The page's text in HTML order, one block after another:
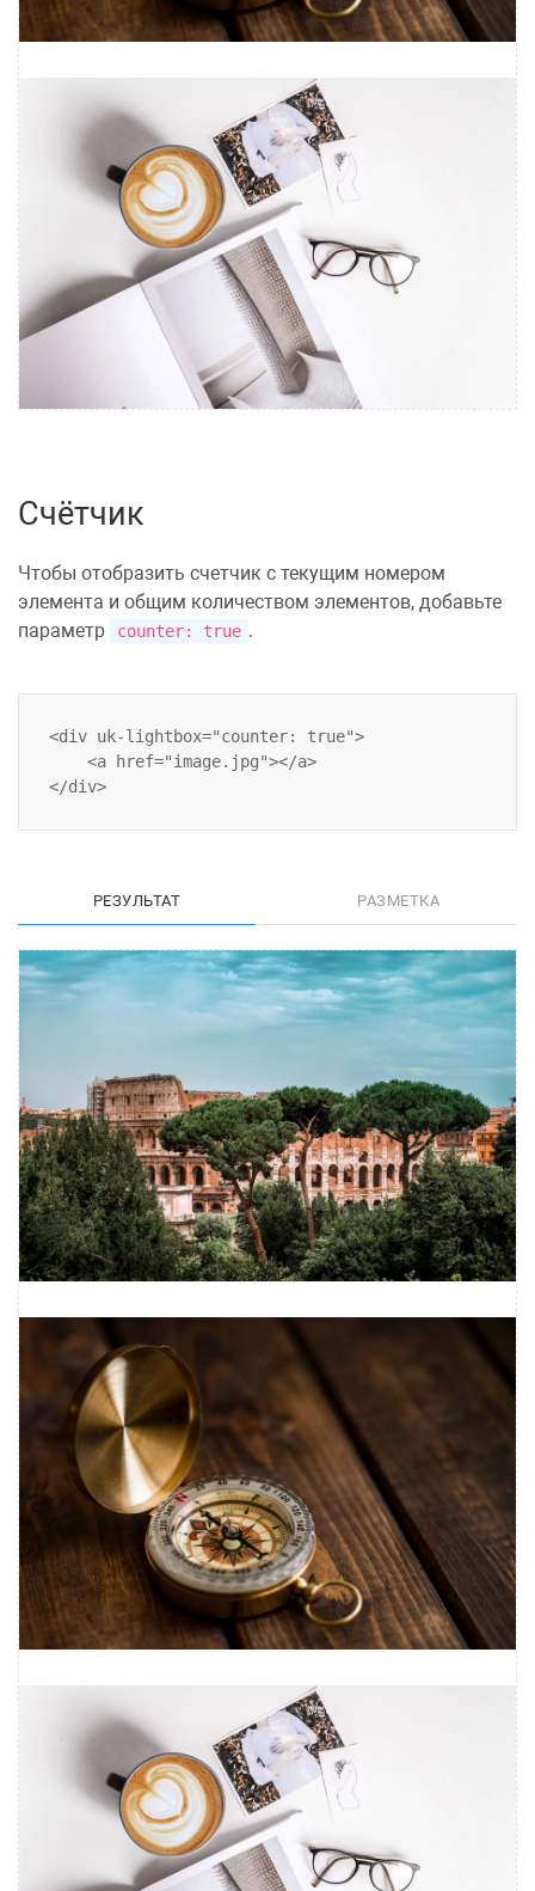
Счётчик
Чтобы отобразить счетчик с текущим номером
элемента и общим количеством элементов, добавьте
параметр
counter: true .
<div uk-lightbox="counter: true">
    <a href="image.jpg"></a>
РЕЗУЛЬТАТ РАЗМЕТКА